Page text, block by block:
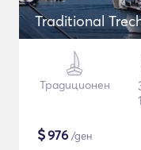
Traditional
Традиционен
$976 /ден